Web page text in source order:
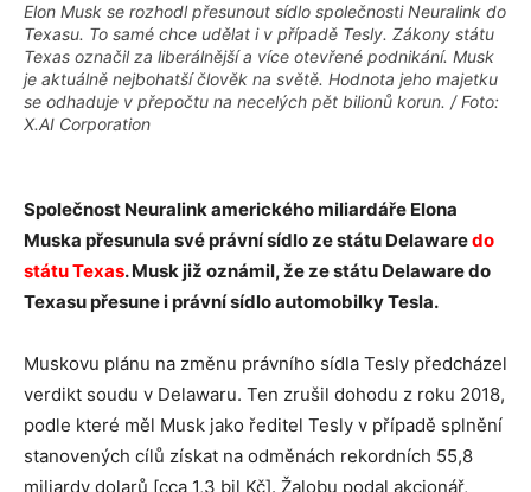
Elon Musk se rozhodl přesunout sídlo společnosti Neuralink do
Texasu. To samé chce udělat i v případě Tesly. Zákony státu
Texas označil za liberálnější a více otevřené podnikání. Musk
je aktuálně nejbohatší člověk na světě. Hodnota jeho majetku
se odhaduje v přepočtu na necelých pět bilionů korun. / Foto:
X.AI Corporation
Společnost Neuralink amerického miliardáře Elona
Muska přesunula své právní sídlo ze státu Delawaredo
státu Texas. Musk již oznámil, že ze státu Delaware do
Texasu přesune i právní sídlo automobilky Tesla.
Muskovu plánu na změnu právního sídla Tesly předcházel
verdikt soudu v Delawaru. Ten zrušil dohodu z roku 2018,
podle které měl Musk jako ředitel Tesly v případě splnění
stanovených cílů získat na odměnách rekordních 55,8
miliardy dolarů [cca 1,3 bil Kč]. Žalobu podal akcionář,